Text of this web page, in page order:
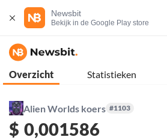
Newsbit
Bekijk in de Google Play store
Overzicht Statistieken
Alien Worlds koers #1103
$ 0,001586